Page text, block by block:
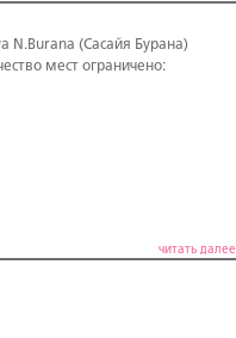
N.Burana (Сасайя Бурана)
мест ограничено:
читать далее